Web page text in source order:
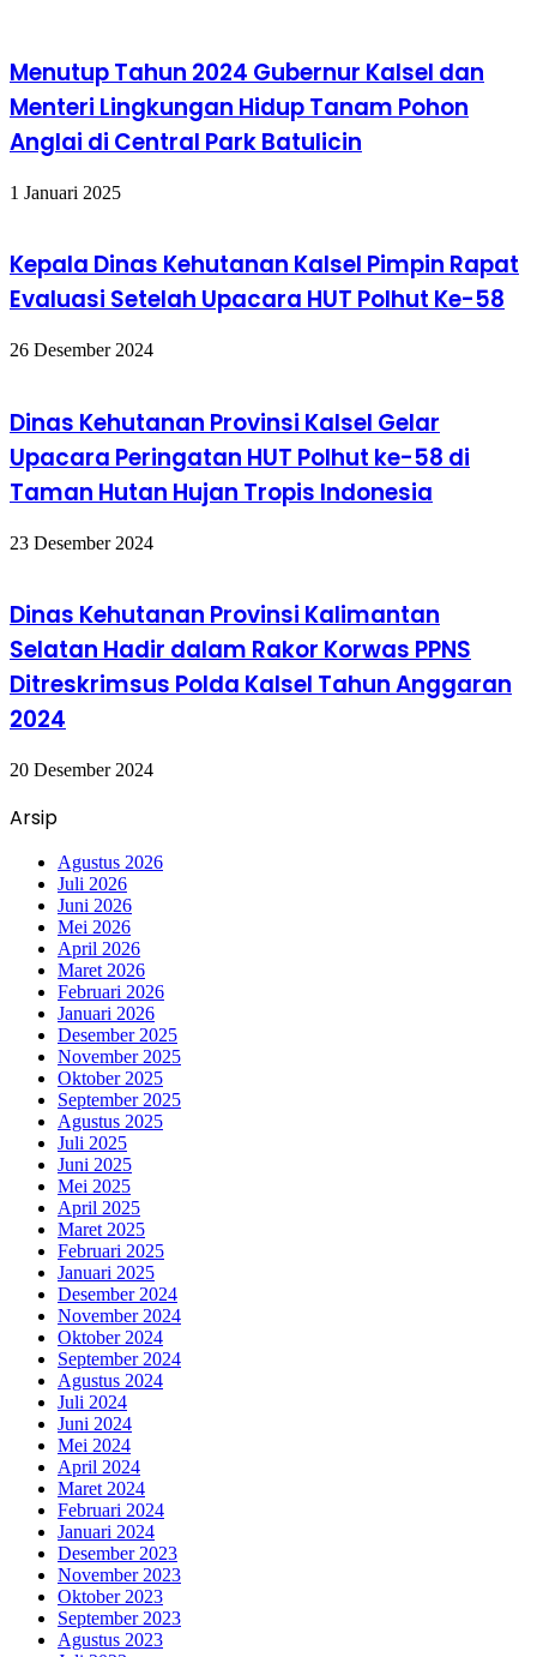
Menutup Tahun 2024 Gubernur Kalsel dan
Menteri Lingkungan Hidup Tanam Pohon
Anglai di Central Park Batulicin
1 Januari 2025
Kepala Dinas Kehutanan Kalsel Pimpin Rapat
Evaluasi Setelah Upacara HUT Polhut Ke-58
26 Desember 2024
Dinas Kehutanan Provinsi Kalsel Gelar
Upacara Peringatan HUT Polhut ke-58 di
Taman Hutan Hujan Tropis Indonesia
23 Desember 2024
Dinas Kehutanan Provinsi Kalimantan
Selatan Hadir dalam Rakor Korwas PPNS
Ditreskrimsus Polda Kalsel Tahun Anggaran
2024
20 Desember 2024
Arsip
Agustus 2026
Juli 2026
Juni 2026
Mei 2026
April 2026
Maret 2026
Februari 2026
Januari 2026
Desember 2025
November 2025
Oktober 2025
September 2025
Agustus 2025
Juli 2025
Juni 2025
Mei 2025
April 2025
Maret 2025
Februari 2025
Januari 2025
Desember 2024
November 2024
Oktober 2024
September 2024
Agustus 2024
Juli 2024
Juni 2024
Mei 2024
April 2024
Maret 2024
Februari 2024
Januari 2024
Desember 2023
November 2023
Oktober 2023
September 2023
Agustus 2023